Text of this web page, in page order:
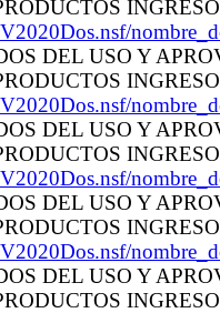
DEL USO Y
DEL USO Y
DEL USO Y
DEL USO Y